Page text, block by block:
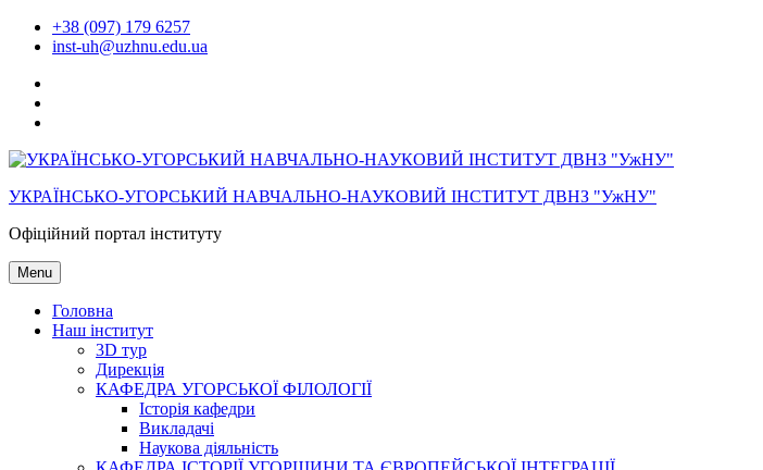
Skip
+38 (097) 179 6257
inst-uh@uzhnu.edu.ua
УКРАЇНСЬКО-УГОРСЬКИЙ НАВЧАЛЬНО-НАУКОВИЙ ІНСТИТУТ ДВНЗ "УжНУ"
Офіційний портал інституту
Menu
Головна
Наш інститут
3D тур
Дирекція
КАФЕДРА УГОРСЬКОЇ ФІЛОЛОГІЇ
Історія кафедри
Викладачі
Наукова діяльність